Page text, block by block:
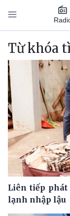
Nhảy đến nội dung
Main
Từ khóa
Liên tiếp
lạnh nhập lậu